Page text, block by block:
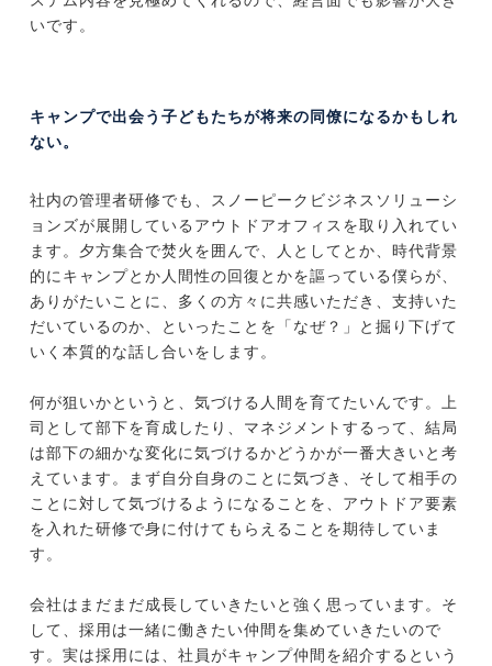
いです。
キャンプで出会う子どもたちが将来の同僚になるかもしれ
ない。
社内の管理者研修でも、スノーピークビジネスソリューシ
ョンズが展開しているアウトドアオフィスを取り入れてい
ます。夕方集合で焚火を囲んで、人としてとか、時代背景
的にキャンプとか人間性の回復とかを謳っている僕らが、
ありがたいことに、多くの方々に共感いただき、支持いた
だいているのか、といったことを「なぜ？」と掘り下げて
いく本質的な話し合いをします。
何が狙いかというと、気づける人間を育てたいんです。上
司として部下を育成したり、マネジメントするって、結局
は部下の細かな変化に気づけるかどうかが一番大きいと考
えています。まず自分自身のことに気づき、そして相手の
ことに対して気づけるようになることを、アウトドア要素
を入れた研修で身に付けてもらえることを期待していま
す。
会社はまだまだ成長していきたいと強く思っています。そ
して、採用は一緒に働きたい仲間を集めていきたいので
す。実は採用には、社員がキャンプ仲間を紹介するという